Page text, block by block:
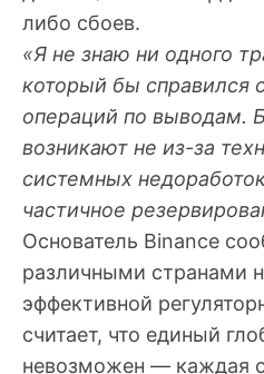
либо сбоев.
«Я не знаю ни одного
который бы справился
операций по выводам.
возникают не из-за
системных
частичное
Основатель Binance
различными странами
эффективной
считает, что единый
невозможен — каждая